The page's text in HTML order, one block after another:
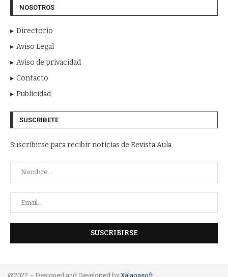
NOSOTROS
Directorio
Aviso Legal
Aviso de privacidad
Contacto
Publicidad
SUSCRÍBETE
Suscribirse para recibir noticias de Revista Aula
@2022 – Designed and Developed by Xalapasoft